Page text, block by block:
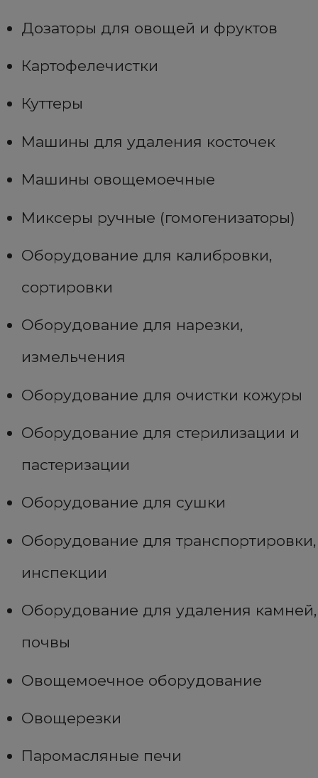
Дозаторы для овощей и фруктов
Картофелечистки
Куттеры
Машины для удаления косточек
Машины овощемоечные
Миксеры ручные (гомогенизаторы)
Оборудование для калибровки,
сортировки
Оборудование для нарезки,
измельчения
Оборудование для очистки кожуры
Оборудование для стерилизации и
пастеризации
Оборудование для сушки
Оборудование для транспортировки,
инспекции
Оборудование для удаления камней,
почвы
Овощемоечное оборудование
Овощерезки
Паромасляные печи